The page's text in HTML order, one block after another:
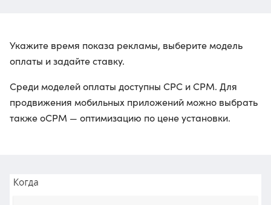
Укажите время показа рекламы, выберите модель
оплаты и задайте ставку.
Среди моделей оплаты доступны CPC и CPM. Для
продвижения мобильных приложений можно выбрать
также oCPM — оптимизацию по цене установки.